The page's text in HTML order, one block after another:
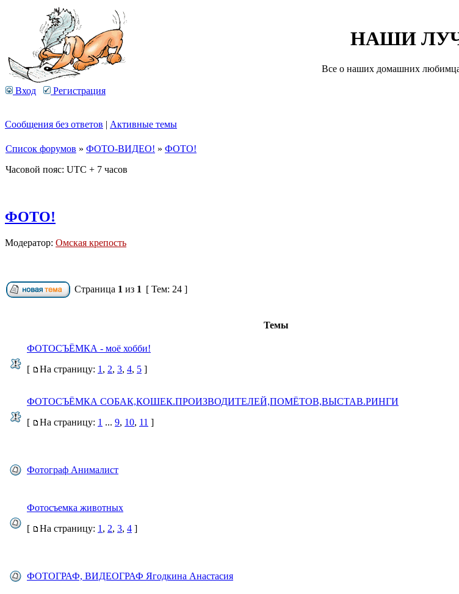
НАШИ
Все о наших домашних
Вход Регистрация
Сообщения без ответов | Активные темы
Список форумов » ФОТО-ВИДЕО! » ФОТО!
Часовой пояс: UTC + 7 часов
ФОТО!
Модератор: Омская крепость
Страница 1 из 1 [ Тем: 24 ]
Темы
ФОТОСЪЁМКА - моё хобби!
[
На страницу: 1 , 2, 3, 4, 5 ]
ФОТОСЪЁМКА СОБАК,КОШЕК.ПРОИЗВОДИТЕЛЕЙ,ПОМЁТОВ,ВЫСТАВ.РИНГИ
[
На страницу: 1 ... 9, 10, 11 ]
Фотограф Анималист
Фотосъемка животных
[
На страницу: 1 , 2, 3, 4 ]
ФОТОГРАФ, ВИДЕОГРАФ Ягодкина Анастасия